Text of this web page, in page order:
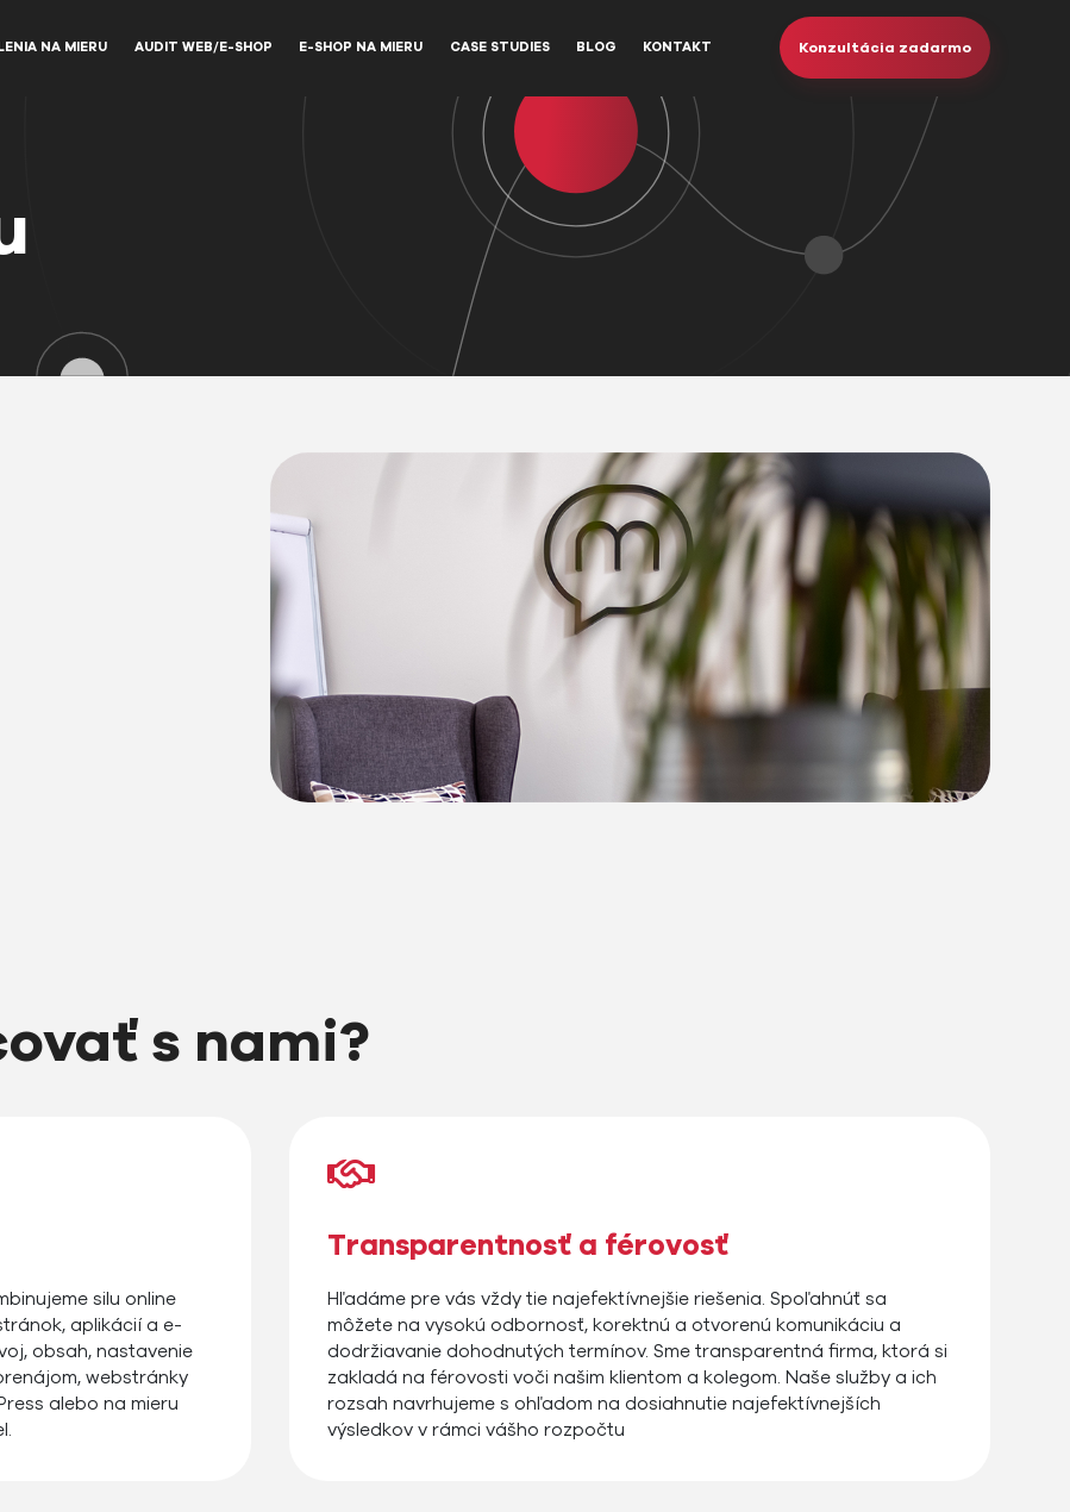
NA MIERU AUDIT WEB/E-SHOP E-SHOP NA MIERU CASE STUDIES BLOG KONTAKT Konzultácia zadarmo
s nami?
silu online
aplikácií a e-
obsah, nastavenie
webstránky
alebo na mieru
Transparentnosť a férovosť
Hľadáme pre vás vždy tie najefektívnejšie riešenia. Spoľahnúť sa
môžete na vysokú odbornosť, korektnú a otvorenú komunikáciu a
dodržiavanie dohodnutých termínov. Sme transparentná firma, ktorá si
zakladá na férovosti voči našim klientom a kolegom. Naše služby a ich
rozsah navrhujeme s ohľadom na dosiahnutie najefektívnejších
výsledkov v rámci vášho rozpočtu